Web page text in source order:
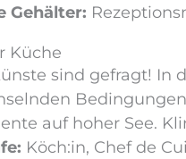
Gehälter:
Küche
sind gefragt! In
auf hoher See.
Köch:in, Chef de